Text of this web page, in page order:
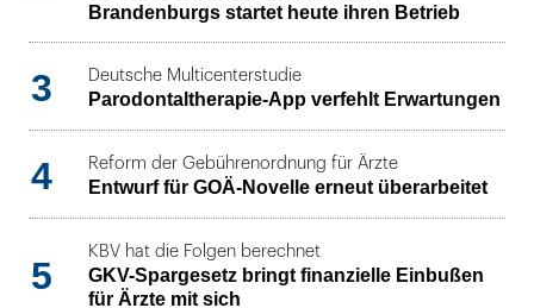
Brandenburgs startet heute ihren Betrieb
3 Deutsche Multicenterstudie
Parodontaltherapie-App verfehlt Erwartungen
4 Reform der Gebührenordnung für Ärzte
Entwurf für GOÄ-Novelle erneut überarbeitet
5
KBV hat die Folgen berechnet
GKV-Spargesetz bringt finanzielle Einbußen
für Ärzte mit sich